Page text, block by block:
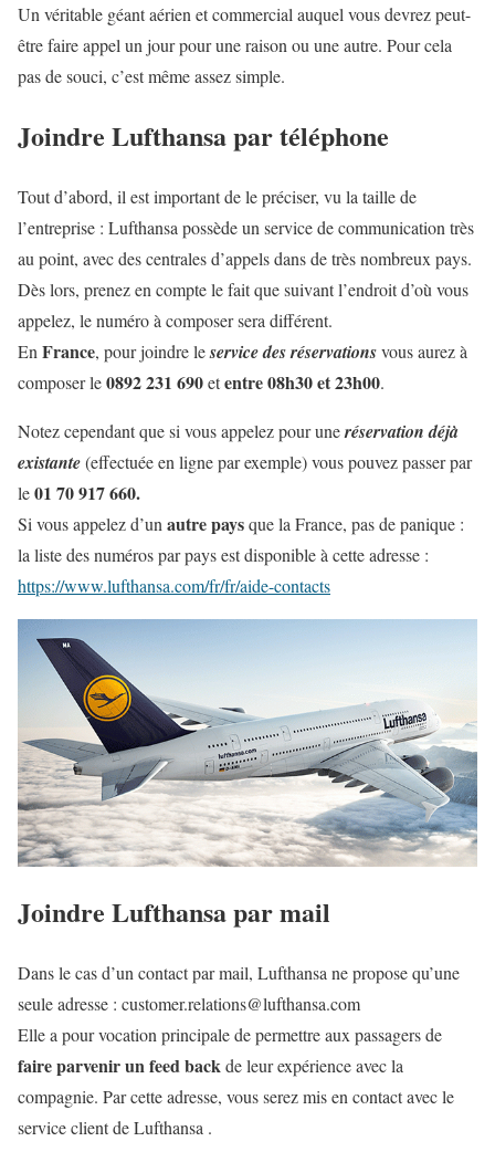
Un véritable géant aérien et commercial auquel vous devrez peut-
être faire appel un jour pour une raison ou une autre. Pour cela
pas de souci, c’est même assez simple.
Joindre Lufthansa par téléphone
Tout d’abord, il est important de le préciser, vu la taille de
l’entreprise : Lufthansa possède un service de communication très
au point, avec des centrales d’appels dans de très nombreux pays.
Dès lors, prenez en compte le fait que suivant l’endroit d’où vous
appelez, le numéro à composer sera différent.
EnFrance, pour joindre leservice des réservationsvous aurez à
composer le0892 231 690etentre 08h30 et 23h00.
Notez cependant que si vous appelez pour uneréservation déjà
existante(effectuée en ligne par exemple) vous pouvez passer par
le01 70 917 660.
Si vous appelez d’unautre paysque la France, pas de panique :
la liste des numéros par pays est disponible à cette adresse :
https://www.lufthansa.com/fr/fr/aide-contacts
Joindre Lufthansa par mail
Dans le cas d’un contact par mail, Lufthansa ne propose qu’une
seule adresse : customer.relations@lufthansa.com
Elle a pour vocation principale de permettre aux passagers de
faire parvenir un feed backde leur expérience avec la
compagnie. Par cette adresse, vous serez mis en contact avec le
service client de Lufthansa .